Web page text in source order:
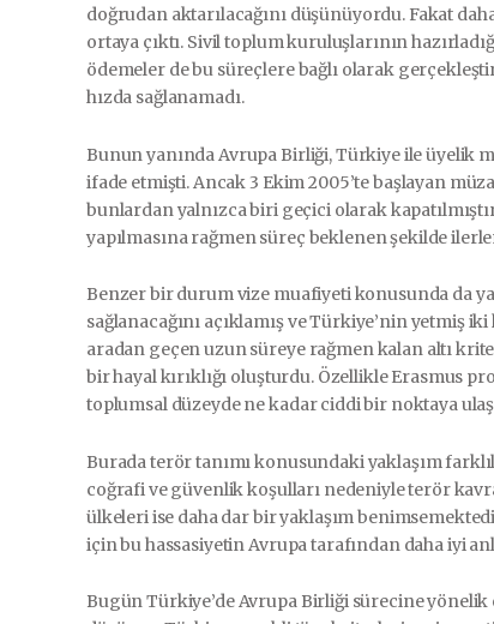
doğrudan aktarılacağını düşünüyordu. Fakat
ortaya çıktı. Sivil toplum kuruluşlarının
ödemeler de bu süreçlere bağlı olarak
hızda sağlanamadı.
Bunun yanında Avrupa Birliği, Türkiye ile üyelik
ifade etmişti. Ancak 3 Ekim 2005’te başlayan
bunlardan yalnızca biri geçici olarak
yapılmasına rağmen süreç beklenen şekilde
Benzer bir durum vize muafiyeti konusunda da
sağlanacağını açıklamış ve Türkiye’nin yetmiş
aradan geçen uzun süreye rağmen kalan altı
bir hayal kırıklığı oluşturdu. Özellikle Erasmus
toplumsal düzeyde ne kadar ciddi bir noktaya
Burada terör tanımı konusundaki yaklaşım
coğrafi ve güvenlik koşulları nedeniyle terör
ülkeleri ise daha dar bir yaklaşım
için bu hassasiyetin Avrupa tarafından daha iyi
Bugün Türkiye’de Avrupa Birliği sürecine